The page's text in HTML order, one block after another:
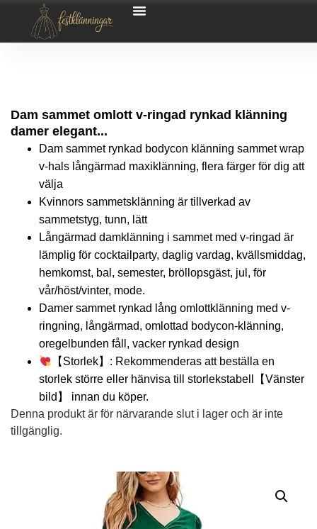
Dam sammet omlott v-ringad rynkad klänning
damer elegant...
Dam sammet rynkad bodycon klänning sammet wrap
v-hals långärmad maxiklänning, flera färger för dig att
välja
Kvinnors sammetsklänning är tillverkad av
sammetstyg, tunn, lätt
Långärmad damklänning i sammet med v-ringad är
lämplig för cocktailparty, daglig vardag, kvällsmiddag,
hemkomst, bal, semester, bröllopsgäst, jul, för
vår/höst/vinter, mode.
Damer sammet rynkad lång omlottklänning med v-
ringning, långärmad, omlottad bodycon-klänning,
oregelbunden fåll, vacker rynkad design
【Storlek】: Rekommenderas att beställa en
storlek större eller hänvisa till storlekstabell【Vänster
bild】 innan du köper.
Denna produkt är för närvarande slut i lager och är inte
tillgänglig.